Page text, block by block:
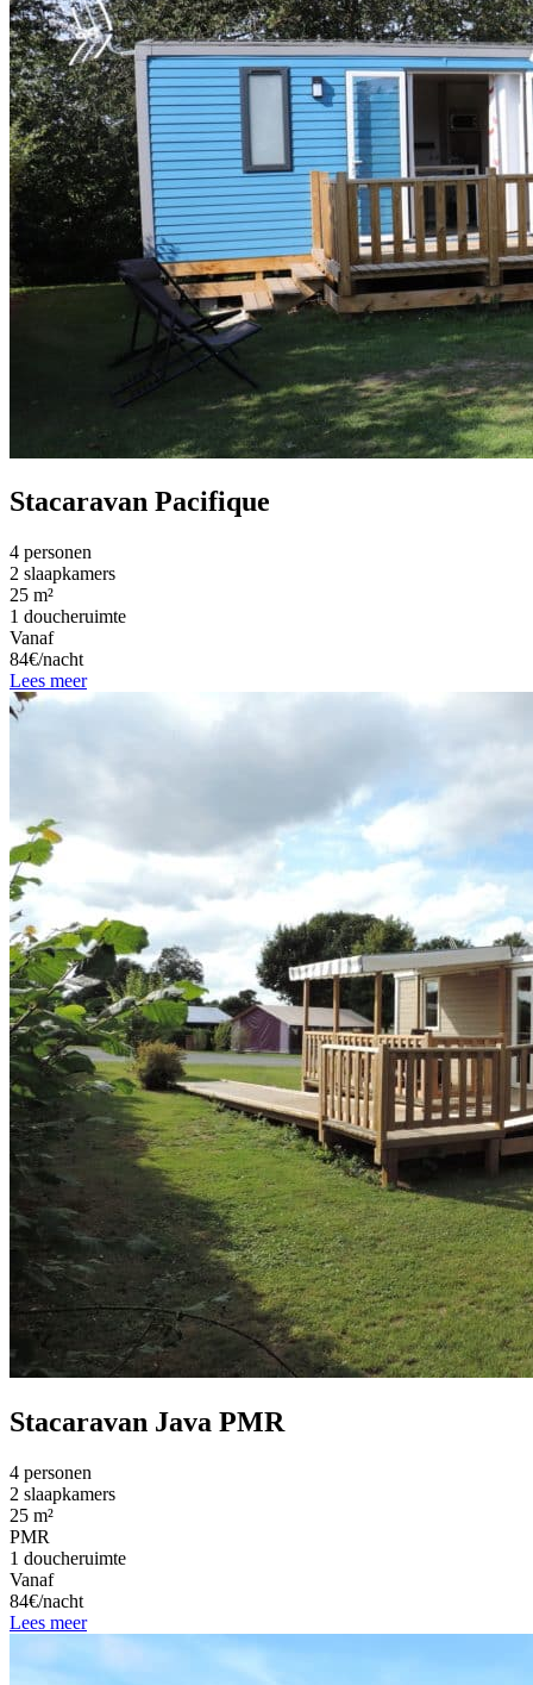
Stacaravan Pacifique
4 personen
2 slaapkamers
25 m²
1 doucheruimte
Vanaf
84€/nacht
Lees meer
Stacaravan Java PMR
4 personen
2 slaapkamers
25 m²
PMR
1 doucheruimte
Vanaf
84€/nacht
Lees meer